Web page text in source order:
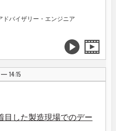
ドバイザリー・エンジニア
| 14:15
目した製造現場でのデー